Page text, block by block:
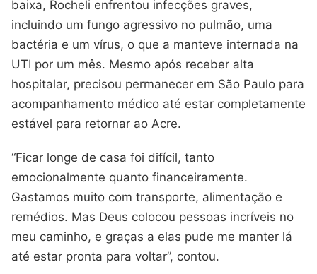
baixa, Rocheli enfrentou infecções graves,
incluindo um fungo agressivo no pulmão, uma
bactéria e um vírus, o que a manteve internada na
UTI por um mês. Mesmo após receber alta
hospitalar, precisou permanecer em São Paulo para
acompanhamento médico até estar completamente
estável para retornar ao Acre.
“Ficar longe de casa foi difícil, tanto
emocionalmente quanto financeiramente.
Gastamos muito com transporte, alimentação e
remédios. Mas Deus colocou pessoas incríveis no
meu caminho, e graças a elas pude me manter lá
até estar pronta para voltar”, contou.